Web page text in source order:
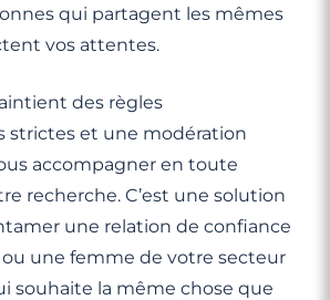
qui partagent les mêmes
vos attentes.
des règles
strictes et une modération
accompagner en toute
recherche. C’est une solution
une relation de confiance
une femme de votre secteur
souhaite la même chose que